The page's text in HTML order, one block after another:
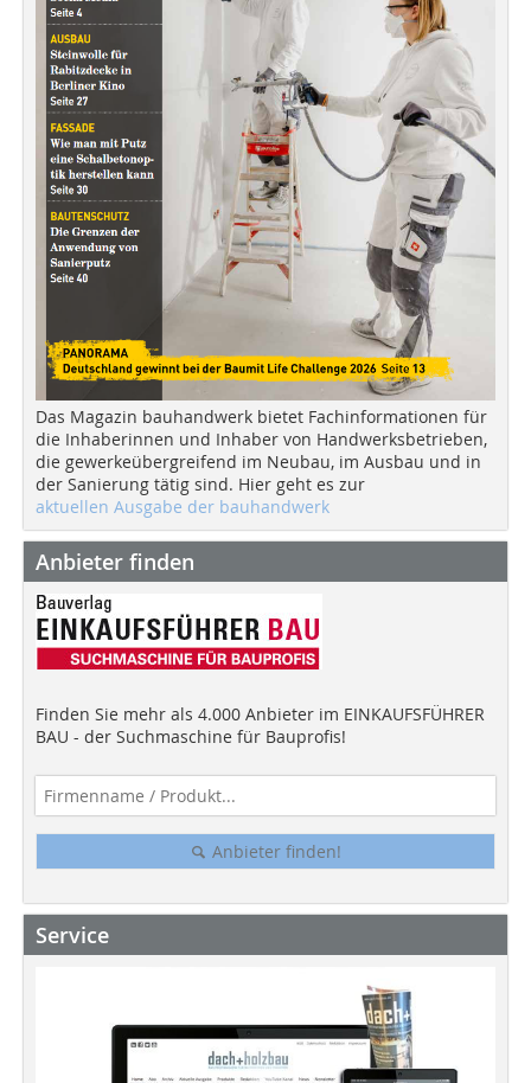
Das Magazin bauhandwerk bietet Fachinformationen für
die Inhaberinnen und Inhaber von Handwerksbetrieben,
die gewerkeübergreifend im Neubau, im Ausbau und in
der Sanierung tätig sind. Hier geht es zur
aktuellen Ausgabe der bauhandwerk
Anbieter finden
Finden Sie mehr als 4.000 Anbieter im EINKAUFSFÜHRER
BAU - der Suchmaschine für Bauprofis!
Anbieter finden!
Service